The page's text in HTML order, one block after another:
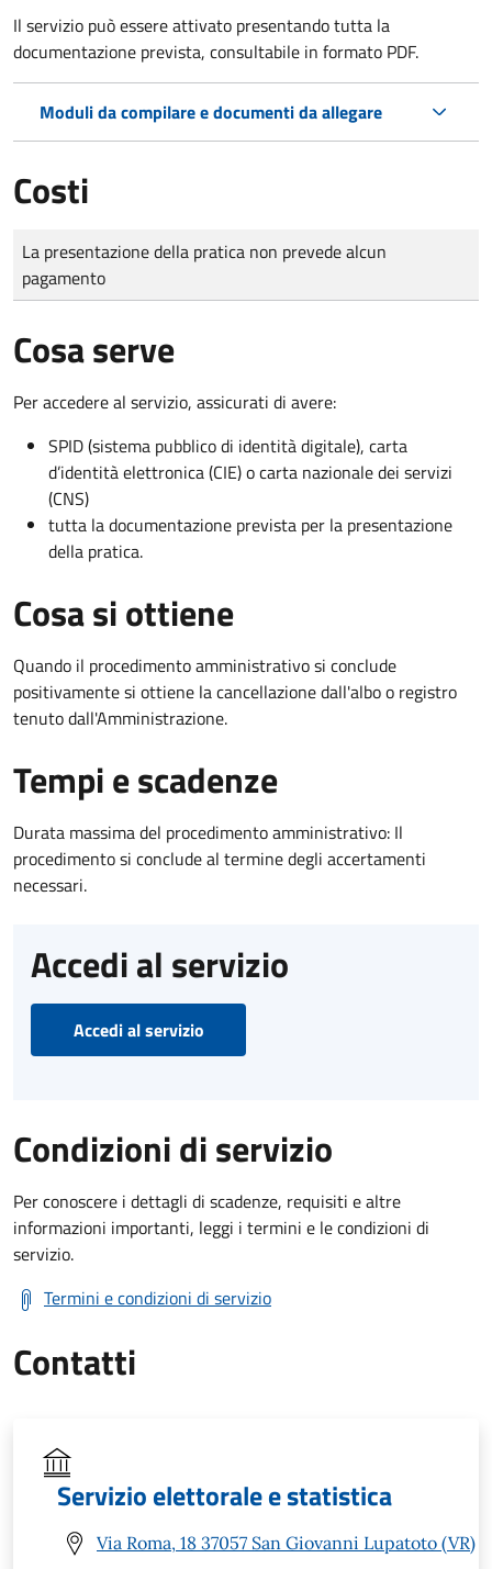
Il servizio può essere attivato presentando tutta la
documentazione prevista, consultabile in formato PDF.
Moduli da compilare e documenti da allegare
Costi
Tipo di pagamento
Importo
La presentazione della pratica non prevede alcun
pagamento
Cosa serve
Per accedere al servizio, assicurati di avere:
SPID (sistema pubblico di identità digitale), carta
d’identità elettronica (CIE) o carta nazionale dei servizi
(CNS)
tutta la documentazione prevista per la presentazione
della pratica.
Cosa si ottiene
Quando il procedimento amministrativo si conclude
positivamente si ottiene la cancellazione dall'albo o registro
tenuto dall'Amministrazione.
Tempi e scadenze
Durata massima del procedimento amministrativo: Il
procedimento si conclude al termine degli accertamenti
necessari.
Accedi al servizio
Accedi al servizio
Condizioni di servizio
Per conoscere i dettagli di scadenze, requisiti e altre
informazioni importanti, leggi i termini e le condizioni di
servizio.
Termini e condizioni di servizio
Contatti
Servizio elettorale e statistica
Via Roma, 18 37057 San Giovanni Lupatoto (VR)